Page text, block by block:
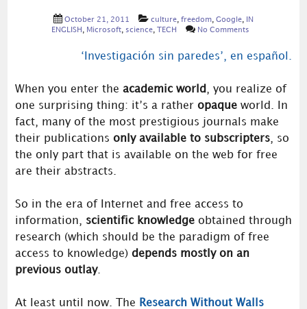
October 21, 2011 culture freedom Google
IN
ENGLISH
Microsoft, science, TECH No Comments
‘Investigación sin paredes’, en español.
When you enter the academic world
, you realize of
one surprising thing: it’s a rather opaque world. In
fact, many of the most prestigious journals make
their publications only available to subscripters, so
the only part that is available on the web for free
are their abstracts.
So in the era of Internet and free access to
information, scientific knowledgeobtained through
research (which should be the paradigm of free
access to knowledge) depends mostly on an
previous outlay.
At least until now. The Research Without Walls